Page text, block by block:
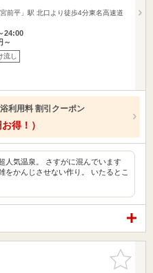
前平」駅 北口より徒歩4分東名高速道
24:00
～
し
利用料 割引クーポン
得！）
人気温泉。 さすがに混んでいます
をかんじさせない作り。 いたるとこ
お気に入
りに追加